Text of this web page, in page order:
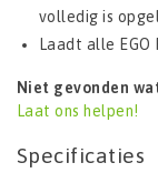
volledig is
Laadt alle EGO
Niet gevonden
Laat ons helpen!
Specificaties